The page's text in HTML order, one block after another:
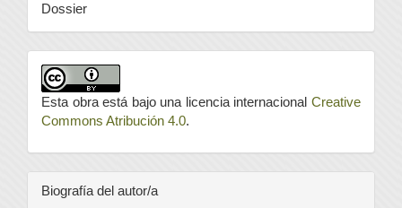
Dossier
Esta obra está bajo una licencia internacional Creative
Commons Atribución 4.0.
Biografía del autor/a